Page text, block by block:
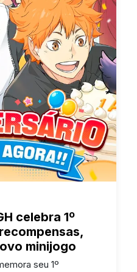
celebra 1º
minijogo
seu 1º